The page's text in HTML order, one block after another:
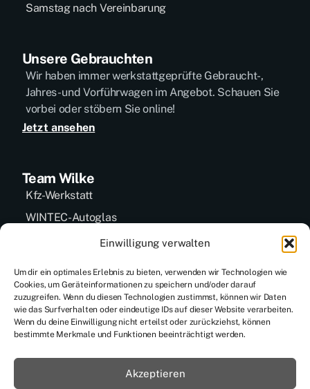
Einwilligung verwalten
Um dir ein optimales Erlebnis zu bieten, verwenden wir Technologien wie
Cookies, um Geräteinformationen zu speichern und/oder darauf
zuzugreifen. Wenn du diesen Technologien zustimmst, können wir Daten
wie das Surfverhalten oder eindeutige IDs auf dieser Website verarbeiten.
Wenn du deine Einwilligung nicht erteilst oder zurückziehst, können
bestimmte Merkmale und Funktionen beeinträchtigt werden.
Akzeptieren
Samstag nach Vereinbarung
Unsere Gebrauchten
Wir haben immer werkstattgeprüfte Gebraucht-,
Jahres- und Vorführwagen im Angebot. Schauen Sie
vorbei oder stöbern Sie online!
Jetzt ansehen
Team Wilke
Kfz-Werkstatt
WINTEC-Autoglas
Gebrauchtwagen
Informationen
Kontakt
Datenschutzerklärung